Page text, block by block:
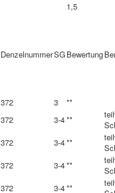
1,5
DenzelnummerSGBewertung
372 3
**
372 3-4**
372 3-4**
372 3-4**
372 3-4**